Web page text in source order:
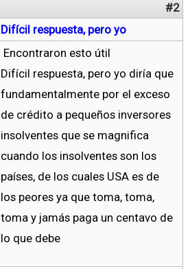
#2
Difícil respuesta, pero yo
Encontraron esto útil
Difícil respuesta, pero yo diría que
fundamentalmente por el exceso
de crédito a pequeños inversores
insolventes que se magnifica
cuando los insolventes son los
países, de los cuales USA es de
los peores ya que toma, toma,
toma y jamás paga un centavo de
lo que debe